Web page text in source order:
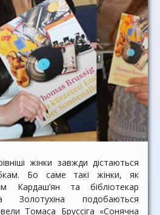
жінки завжди дістаються
Бо саме такі жінки, як
Кардаш’ян та бібліотекар
Золотухіна подобаються
Томаса Бруссіга «Сонячна